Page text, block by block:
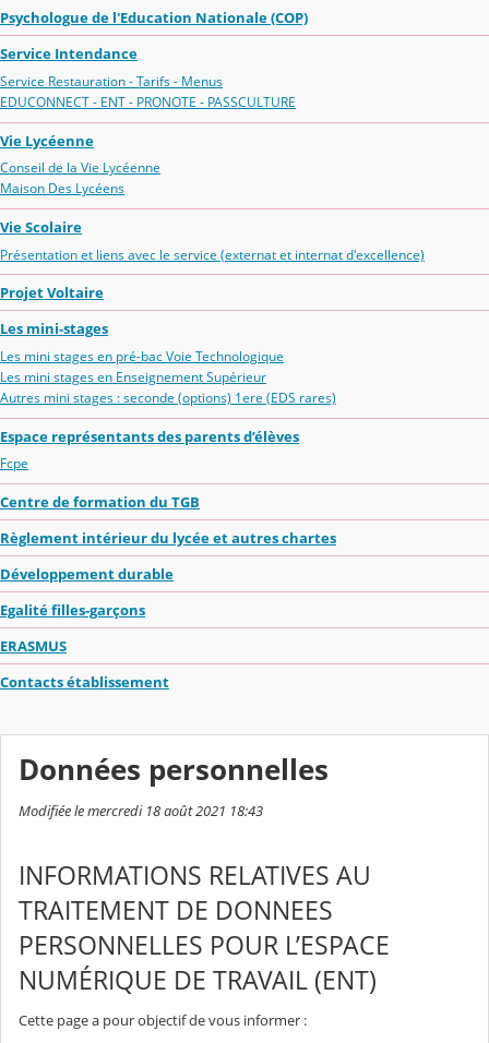
Psychologue de l'Education Nationale (COP)
Service Intendance
Service Restauration - Tarifs - Menus
EDUCONNECT - ENT - PRONOTE - PASSCULTURE
Vie Lycéenne
Conseil de la Vie Lycéenne
Maison Des Lycéens
Vie Scolaire
Présentation et liens avec le service (externat et internat d'excellence)
Projet Voltaire
Les mini-stages
Les mini stages en pré-bac Voie Technologique
Les mini stages en Enseignement Supérieur
Autres mini stages : seconde (options) 1ere (EDS rares)
Espace représentants des parents d’élèves
Fcpe
Centre de formation du TGB
Règlement intérieur du lycée et autres chartes
Développement durable
Egalité filles-garçons
ERASMUS
Contacts établissement
Données personnelles
Modifiée le mercredi 18 août 2021 18:43
INFORMATIONS RELATIVES AU
TRAITEMENT DE DONNEES
PERSONNELLES POUR L’ESPACE
NUMÉRIQUE DE TRAVAIL (ENT)
Cette page a pour objectif de vous informer :